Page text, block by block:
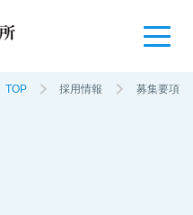
TOP 採用情報 募集要項